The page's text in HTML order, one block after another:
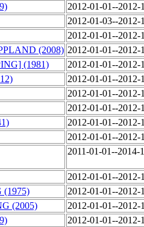
2012-01-01--
2012-01-03--
2012-01-01--
(2008) 2012-01-01--
(1981)
2012-01-01--
2012-01-01--
2012-01-01--
2012-01-01--
2012-01-01--
2012-01-01--
2011-01-01--2014-
2012-01-01--
2012-01-01--
(2005)
2012-01-01--
2012-01-01--